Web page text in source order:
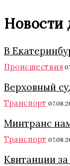
Новости
В
Происшествия
Верховный
Транспорт
Минтранс
Транспорт
Квитанции